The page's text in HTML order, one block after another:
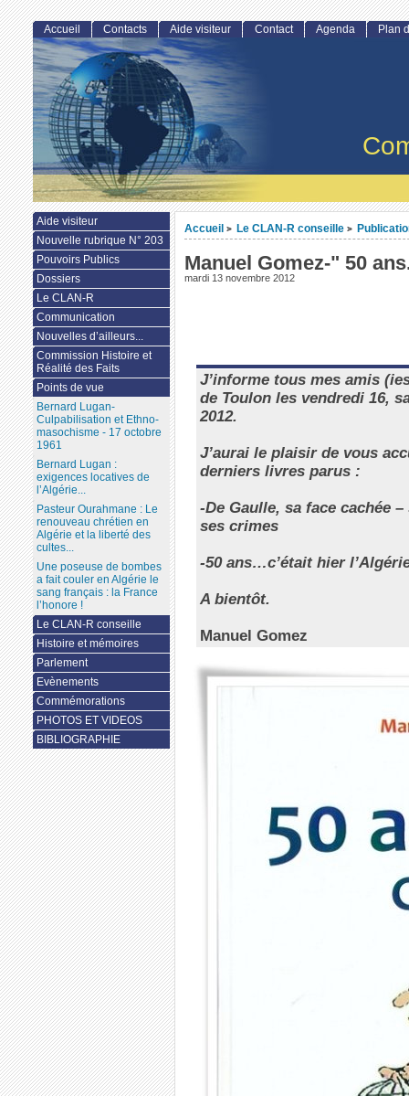
Accueil > Le CLAN-R conseille >
Manuel Gomez-" 50
mardi 13 novembre 2012
J’informe tous mes amis
de Toulon les vendredi 16,
2012.
J’aurai le plaisir de vous
derniers livres parus :
-De Gaulle, sa face cachée
ses crimes
-50 ans…c’était hier
A bientôt.
Manuel Gomez
Accueil Contacts Aide visiteur Contact Agenda Plan
Aide visiteur
Nouvelle rubrique N° 203
Pouvoirs Publics
Dossiers
Le CLAN-R
Communication
Nouvelles d’ailleurs...
Commission Histoire et
Réalité des Faits
Points de vue
Bernard Lugan-
Culpabilisation et Ethno-
masochisme - 17 octobre
1961
Bernard Lugan :
exigences locatives de
l’Algérie...
Pasteur Ourahmane : Le
renouveau chrétien en
Algérie et la liberté des
cultes...
Une poseuse de bombes
a fait couler en Algérie le
sang français : la France
l’honore !
Le CLAN-R conseille
Histoire et mémoires
Parlement
Evènements
Commémorations
PHOTOS ET VIDEOS
BIBLIOGRAPHIE